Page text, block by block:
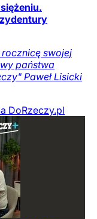
swojej
państwa
Paweł Lisicki
DoRzeczy.pl